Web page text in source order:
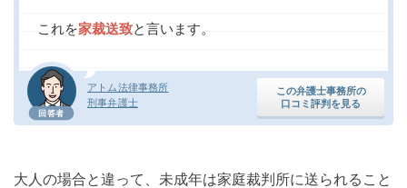
回答者
アトム法律事務所
刑事弁護士
この弁護士事務所の
口コミ評判を見る
これを家裁送致と言います。
大人の場合と違って、未成年は家庭裁判所に送られること